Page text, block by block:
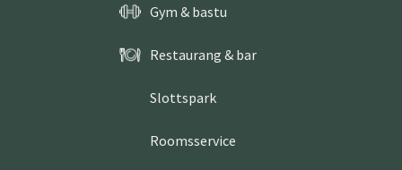
Gym & bastu
Restaurang & bar
Slottspark
Roomsservice